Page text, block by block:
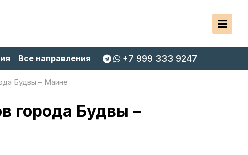
Все направления +7 999 333 9247
Будвы – Маине
города Будвы –